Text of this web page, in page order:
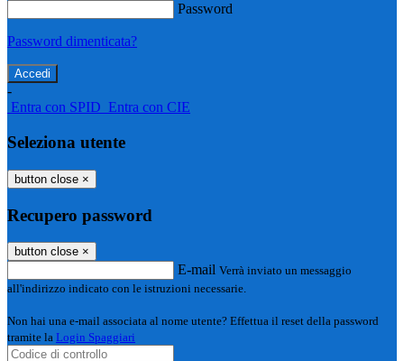
Password
Password dimenticata?
-
Entra con SPID Entra con CIE
Seleziona utente
button close ×
Recupero password
button close ×
E-mail Verrà inviato un messaggio
all'indirizzo indicato con le istruzioni necessarie.
Non hai una e-mail associata al nome utente? Effettua il reset della password
tramite la Login Spaggiari